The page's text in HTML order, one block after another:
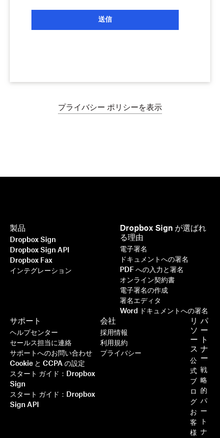
送信
プライバシー ポリシーを表示
これまで以上に速く、スマートで、
安全に：Dropbox Sign で事業強
化をめざす
続きを読む
製品
Dropbox Sign
Dropbox Sign API
Dropbox Fax
インテグレーション
Dropbox Sign が選ばれ
る理由
電子署名
ドキュメントへの署名
PDF への入力と署名
オンライン契約書
電子署名の作成
署名エディタ
Word ドキュメントへの署名
サポート
ヘルプセンター
セールス担当に連絡
サポートへのお問い合わせ
Cookie と CCPA の設定
スタート ガイド：Dropbox
Sign
スタート ガイド：Dropbox
Sign API
リ
ソ
ー
ス
公
式
ブ
ロ
グ
お
客
様
パ
ー
ト
ナ
ー
戦
略
的
パ
ー
ト
ナ
会社
採用情報
利用規約
プライバシー